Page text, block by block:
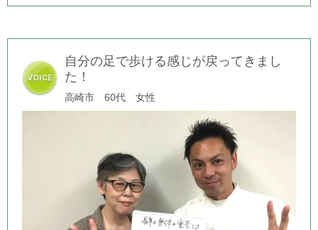
自分の足で歩ける感じが戻ってきまし
た！
高崎市 60代 女性